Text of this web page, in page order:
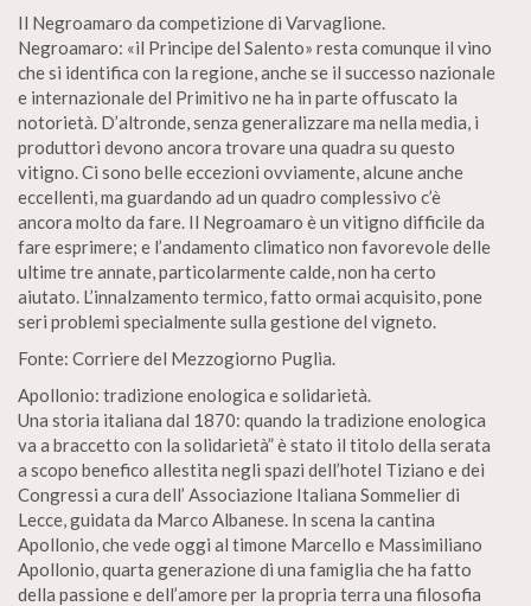
Il Negroamaro da competizione di Varvaglione.
Negroamaro: «il Principe del Salento» resta comunque il vino
che si identifica con la regione, anche se il successo nazionale
e internazionale del Primitivo ne ha in parte offuscato la
notorietà. D’altronde, senza generalizzare ma nella media, i
produttori devono ancora trovare una quadra su questo
vitigno. Ci sono belle eccezioni ovviamente, alcune anche
eccellenti, ma guardando ad un quadro complessivo c’è
ancora molto da fare. Il Negroamaro è un vitigno difficile da
fare esprimere; e l’andamento climatico non favorevole delle
ultime tre annate, particolarmente calde, non ha certo
aiutato. L’innalzamento termico, fatto ormai acquisito, pone
seri problemi specialmente sulla gestione del vigneto.
Fonte: Corriere del Mezzogiorno Puglia.
Apollonio: tradizione enologica e solidarietà.
Una storia italiana dal 1870: quando la tradizione enologica
va a braccetto con la solidarietà” è stato il titolo della serata
a scopo benefico allestita negli spazi dell’hotel Tiziano e dei
Congressi a cura dell’ Associazione Italiana Sommelier di
Lecce, guidata da Marco Albanese. In scena la cantina
Apollonio, che vede oggi al timone Marcello e Massimiliano
Apollonio, quarta generazione di una famiglia che ha fatto
della passione e dell’amore per la propria terra una filosofia